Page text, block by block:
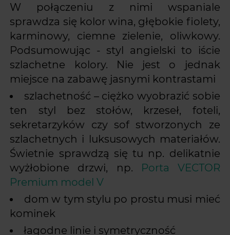
W połączeniu z nimi wspaniale
sprawdza się kolor wina, głębokie fiolety,
karminowy, ciemne zielenie, oliwkowy.
Podsumowując - styl angielski to iście
szlachetne kolory. Nie jest o jednak
miejsce na zabawę jasnymi kontrastami
szlachetność – ciężko wyobrazić sobie
ten styl bez stołów, krzeseł, foteli,
sekretarzyków czy sof stworzonych ze
szlachetnych i luksusowych materiałów.
Świetnie sprawdzą się tu np. delikatnie
wyżłobione drzwi, np.
Porta VECTOR
Premium model V
dom w tym stylu po prostu musi mieć
kominek
łagodne linie i symetryczność